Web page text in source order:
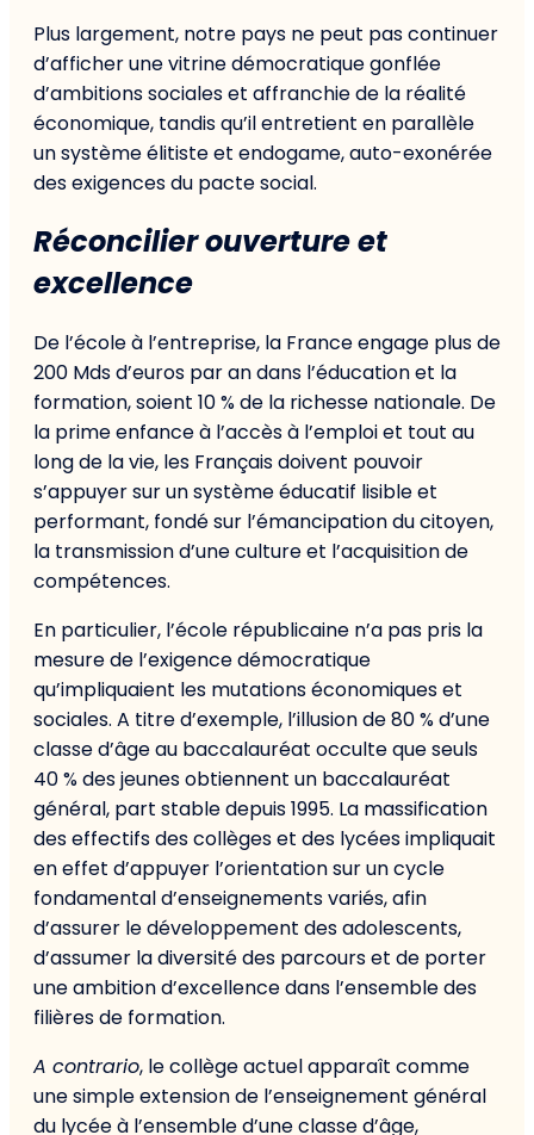
Plus largement, notre pays ne peut pas continuer
d’afficher une vitrine démocratique gonflée
d’ambitions sociales et affranchie de la réalité
économique, tandis qu’il entretient en parallèle
un système élitiste et endogame, auto-exonérée
des exigences du pacte social.
Réconcilier ouverture et
excellence
De l’école à l’entreprise, la France engage plus de
200 Mds d’euros par an dans l’éducation et la
formation, soient 10 % de la richesse nationale. De
la prime enfance à l’accès à l’emploi et tout au
long de la vie, les Français doivent pouvoir
s’appuyer sur un système éducatif lisible et
performant, fondé sur l’émancipation du citoyen,
la transmission d’une culture et l’acquisition de
compétences.
En particulier, l’école républicaine n’a pas pris la
mesure de l’exigence démocratique
qu’impliquaient les mutations économiques et
sociales. A titre d’exemple, l’illusion de 80 % d’une
classe d’âge au baccalauréat occulte que seuls
40 % des jeunes obtiennent un baccalauréat
général, part stable depuis 1995. La massification
des effectifs des collèges et des lycées impliquait
en effet d’appuyer l’orientation sur un cycle
fondamental d’enseignements variés, afin
d’assurer le développement des adolescents,
d’assumer la diversité des parcours et de porter
une ambition d’excellence dans l’ensemble des
filières de formation.
A contrario, le collège actuel apparaît comme
une simple extension de l’enseignement général
du lycée à l’ensemble d’une classe d’âge,